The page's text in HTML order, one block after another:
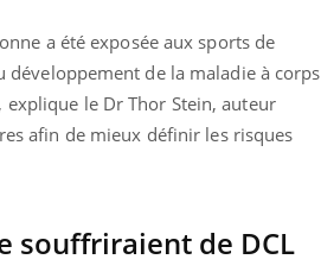
a été exposée aux sports de
développement de la maladie à corps
le Dr Thor Stein, auteur
afin de mieux définir les risques
souffriraient de DCL